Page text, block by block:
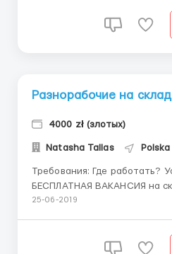
(воскресенье - выходной),...
Разнорабочие на
4000 zł (злотых)
Natasha Tallas
Требования: Где работать? Условия работы:
БЕСПЛАТНАЯ ВАКАНСИЯ на
мужчин, женщин, семейных пар Работа в
продуктами питания ) .
25-06-2019